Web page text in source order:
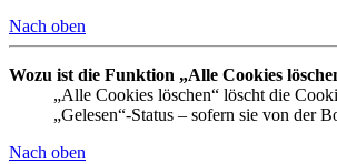
Nach oben
Wozu ist die Funktion „Alle Cookies
„Alle Cookies löschen“ löscht die
„Gelesen“-Status – sofern sie von der
Nach oben